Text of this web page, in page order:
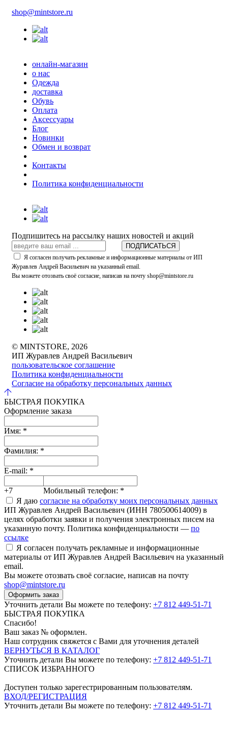
shop@mintstore.ru
онлайн-магазин
о нас
Одежда
доставка
Обувь
Оплата
Аксессуары
Блог
Новинки
Обмен и возврат
Контакты
Политика конфиденциальности
Подпишитесь на рассылку наших новостей и акций
ПОДПИСАТЬСЯ
Я согласен получать рекламные и информационные материалы от ИП
Журавлев Андрей Васильевич на указанный email.
Вы можете отозвать своё согласие, написав на почту shop@mintstore.ru
© MINTSTORE, 2026
ИП Журавлев Андрей Васильевич
пользовательское соглашение
Политика конфиденциальности
Согласие на обработку персональных данных
БЫСТРАЯ ПОКУПКА
Оформление заказа
Имя: *
Фамилия: *
E-mail: *
+7 Мобильный телефон: *
Я даю согласие на обработку моих персональных данных
ИП Журавлев Андрей Васильевич (ИНН 780500614009) в
целях обработки заявки и получения электронных писем на
указанную почту. Политика конфиденциальности — по
ссылке
Я согласен получать рекламные и информационные
материалы от ИП Журавлев Андрей Васильевич на указанный
email.
Вы можете отозвать своё согласие, написав на почту
shop@mintstore.ru
Оформить заказ
Уточнить детали Вы можете по телефону: +7 812 449-51-71
БЫСТРАЯ ПОКУПКА
Спасибо!
Ваш заказ № оформлен.
Наш сотрудник свяжется с Вами для уточнения деталей
ВЕРНУТЬСЯ В КАТАЛОГ
Уточнить детали Вы можете по телефону: +7 812 449-51-71
СПИСОК ИЗБРАННОГО
Доступен только зарегестрированным пользователям.
ВХОД/РЕГИСТРАЦИЯ
Уточнить детали Вы можете по телефону: +7 812 449-51-71